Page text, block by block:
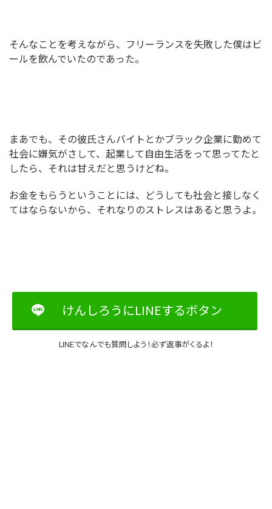
そんなことを考えながら、フリーランスを失敗した僕はビ
ールを飲んでいたのであった。
まあでも、その彼氏さんバイトとかブラック企業に勤めて
社会に嫌気がさして、起業して自由生活をって思ってたと
したら、それは甘えだと思うけどね。
お金をもらうということには、どうしても社会と接しなく
てはならないから、それなりのストレスはあると思うよ。
けんしろうにLINEするボタン
LINEでなんでも質問しよう！必ず返事がくるよ！